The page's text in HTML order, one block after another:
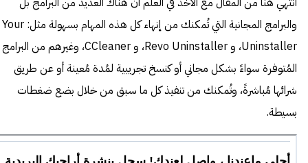
والبرامج المجانية التي تُمكنك من إنهاء كل هذه المهام بسهولة مثل: Your
Uninstaller، و Revo Uninstaller، و CCleaner، وغيرهم من البرامج
المُتوفرة سواءً بشكل مجاني أو كنسخ تجريبية لمُدة مُعينة أو عن طريق
شرائها مُباشرةً، وتُمكنك من تنفيذ كل ما سبق من خلال بضع ضغطات
بسيطة.